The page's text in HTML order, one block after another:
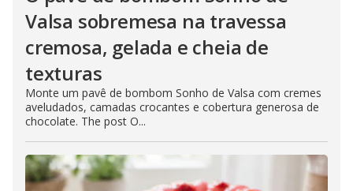
Valsa sobremesa na travessa
cremosa, gelada e cheia de
texturas
Monte um pavê de bombom Sonho de Valsa com cremes
aveludados, camadas crocantes e cobertura generosa de
chocolate. The post O...